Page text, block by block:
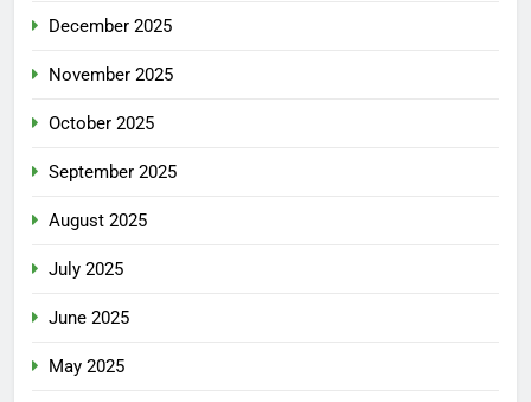
December 2025
November 2025
October 2025
September 2025
August 2025
July 2025
June 2025
May 2025